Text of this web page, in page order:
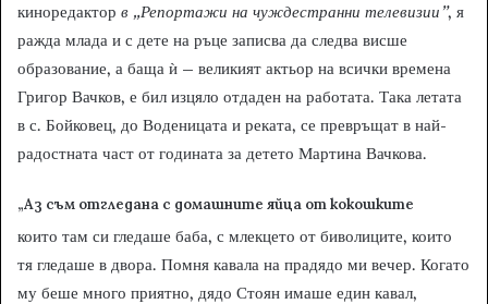
киноредактор в „Репортажи на чуждестранни телевизии”, я
ражда млада и с дете на ръце записва да следва висше
образование, а баща ѝ – великият актьор на всички времена
Григор Вачков, е бил изцяло отдаден на работата. Така летата
в с. Бойковец, до Воденицата и реката, се превръщат в най-
радостната част от годината за детето Мартина Вачкова.
„Аз съм отгледана с домашните яйца от кокошките
които там си гледаше баба, с млекцето от биволиците, които
тя гледаше в двора. Помня кавала на прадядо ми вечер. Когато
му беше много приятно, дядо Стоян имаше един кавал,